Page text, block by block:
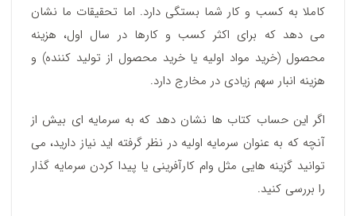
کاملا به کسب و کار شما بستگی دارد. اما تحقیقات ما نشان
می دهد که برای اکثر کسب و کارها در سال اول، هزینه
محصول (خرید مواد اولیه یا خرید محصول از تولید کننده) و
هزینه انبار سهم زیادی در مخارج دارد.
اگر این حساب کتاب ها نشان دهد که به سرمایه ای بیش از
آنچه که به عنوان سرمایه‌ اولیه در نظر گرفته اید نیاز دارید، می
توانید گزینه هایی مثل وام کارآفرینی یا پیدا کردن سرمایه گذار
را بررسی کنید.